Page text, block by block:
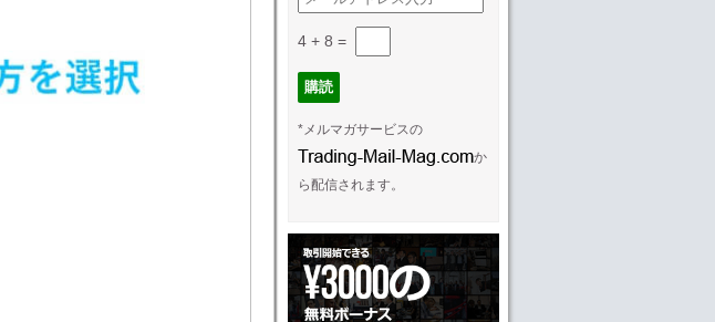
4 + 8 =
*メルマガサービスの
か
ら配信されます。